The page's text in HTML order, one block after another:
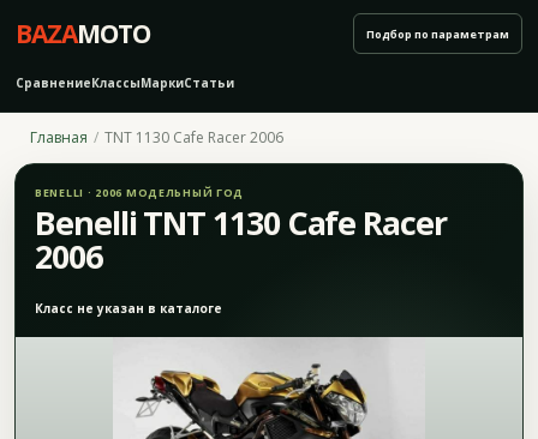
BAZAMOTO
СравнениеКлассыМаркиСтатьи
Подбор по параметрам
Главная TNT 1130 Cafe Racer 2006
BENELLI · 2006 МОДЕЛЬНЫЙ ГОД
Benelli TNT 1130 Cafe Racer
2006
Класс не указан в каталоге